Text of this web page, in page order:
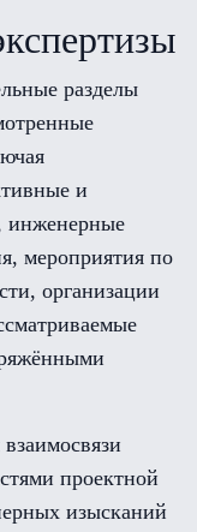
разделы
и
инженерные
мероприятия по
организации
проектной
изысканий